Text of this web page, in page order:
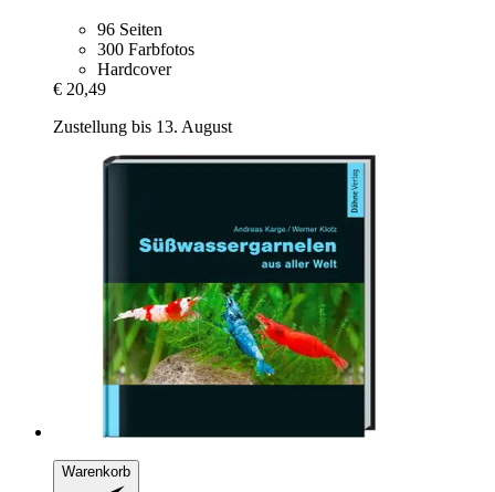
96 Seiten
300 Farbfotos
Hardcover
€ 20,49
Zustellung bis 13. August
Warenkorb